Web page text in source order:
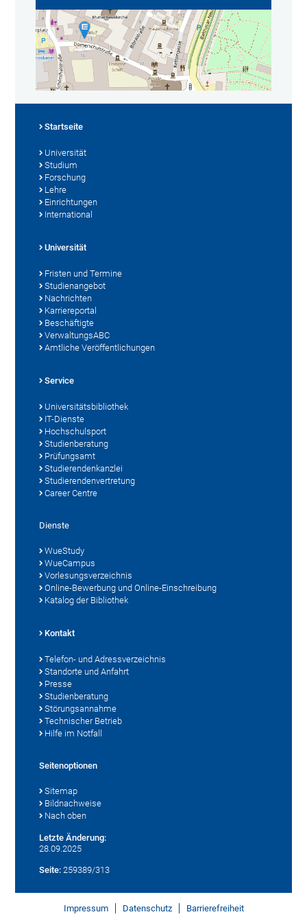
Startseite
Universität
Studium
Forschung
Lehre
Einrichtungen
International
Universität
Fristen und Termine
Studienangebot
Nachrichten
Karriereportal
Beschäftigte
VerwaltungsABC
Amtliche Veröffentlichungen
Service
Universitätsbibliothek
IT-Dienste
Hochschulsport
Studienberatung
Prüfungsamt
Studierendenkanzlei
Studierendenvertretung
Career Centre
Dienste
WueStudy
WueCampus
Vorlesungsverzeichnis
Online-Bewerbung und Online-Einschreibung
Katalog der Bibliothek
Kontakt
Telefon- und Adressverzeichnis
Standorte und Anfahrt
Presse
Studienberatung
Störungsannahme
Technischer Betrieb
Hilfe im Notfall
Seitenoptionen
Sitemap
Bildnachweise
Nach oben
Letzte Änderung:
28.09.2025
Seite: 259389/313
Impressum Datenschutz Barrierefreiheit